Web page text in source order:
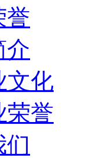
誉
介
文化
荣誉
们